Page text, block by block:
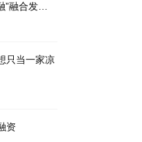
融合发展
只当一家凉
资